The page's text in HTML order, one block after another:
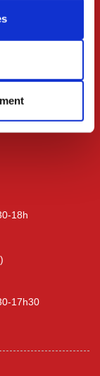
18h
17h30